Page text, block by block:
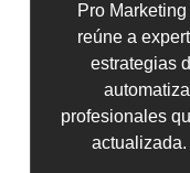
Pro
reúne a
estrategias
profesionales